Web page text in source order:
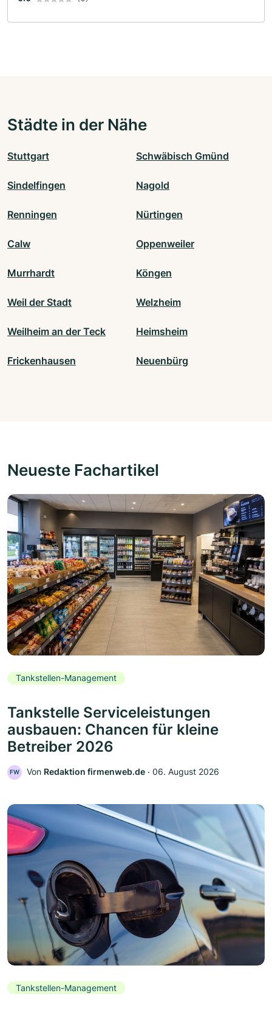
Städte in der Nähe
Stuttgart Schwäbisch Gmünd
Sindelfingen Nagold
Renningen Nürtingen
Calw Oppenweiler
Murrhardt Köngen
Weil der Stadt Welzheim
Weilheim an der Teck Heimsheim
Frickenhausen Neuenbürg
Neueste Fachartikel
Tankstellen-Management
Tankstelle Serviceleistungen
ausbauen: Chancen für kleine
Betreiber 2026
FW Von Redaktion firmenweb.de ‧ 06. August 2026
Tankstellen-Management